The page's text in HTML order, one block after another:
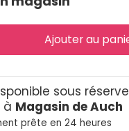
Ajouter au
sous
à Magasin de Auch
prête en 24 heures